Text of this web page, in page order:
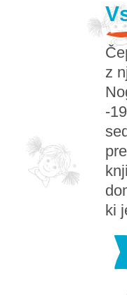
z
-
ki